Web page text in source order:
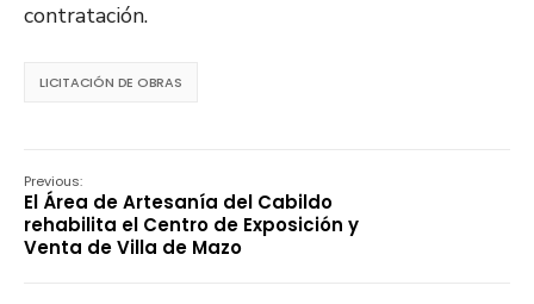
contratación.
LICITACIÓN DE OBRAS
Previous:
El Área de Artesanía del Cabildo
rehabilita el Centro de Exposición y
Venta de Villa de Mazo